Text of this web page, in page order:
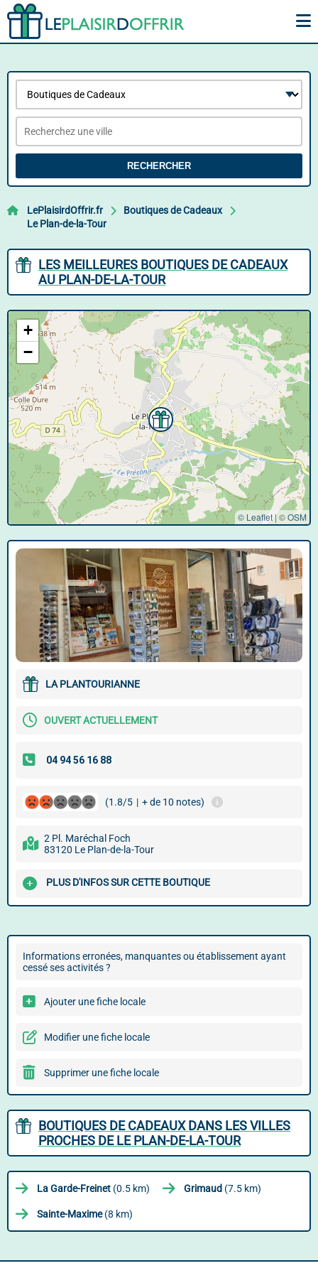
RECHERCHER
LePlaisirdOffrir.fr
Boutiques de Cadeaux
Le Plan-de-la-Tour
LES MEILLEURES BOUTIQUES DE CADEAUX
AU PLAN-DE-LA-TOUR
+
−
© Leaflet | ©OSM
LA PLANTOURIANNE
OUVERT ACTUELLEMENT
(1.8/5 | + de 10 notes)
2 Pl. Maréchal Foch
83120 Le Plan-de-la-Tour
PLUS D'INFOS SUR CETTE BOUTIQUE
Informations erronées, manquantes ou établissement ayant
cessé ses activités ?
Ajouter une fiche locale
Modifier une fiche locale
Supprimer une fiche locale
BOUTIQUES DE CADEAUX DANS LES VILLES
PROCHES DE LE PLAN-DE-LA-TOUR
La Garde-Freinet (0.5 km) Grimaud (7.5 km)
Sainte-Maxime(8 km)